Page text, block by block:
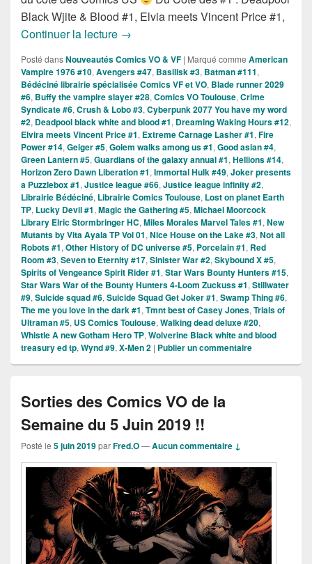
Black Wjite & Blood #1, Elvia meets Vincent Price #1,
Continuer la lecture Sorties des Comics VO de la
→
Posté dansNouveautés Comics VO & VF | Marqué comme American
Vampire 1976 #10, Avengers #47, Basilisk #3, Batman #111,
Bédéciné librairie spécialisée Comics VF et VO, Blade runner 2029
#6, Buffy the vampire slayer #28, Comics VO Toulouse, Crime
Syndicate #6, Crush & Lobo #3, Cyberpunk 2077 You have my word
#2, Deadpool black white and blood #1, Dreaming Waking Hours #12,
Elvira meets Vincent Price #1, Extreme Carnage Lasher #1, Fire
Power #14, Geiger #5, Golem walks among us #1, Good asian #4,
Green Lantern #5, Guardians of the galaxy annual #1, Hellions #14,
Horizon Zero Dawn Liberation #1, Immortal Hulk #49, Joker presents
a Puzzlebox #1, Justice league #66, Justice league infinity #2,
Librairie Bédéciné, Librairie Comics Toulouse, Lost on planet Earth
TP, Lucky Devil #1, Magic the Gathering #5, Michael Moorcock
Library Elric Stormbringer HC, Miles Morales Marvel Tales #1, New
Mutants by Vita Ayala TP Vol 01, Nice House on the Lake #3, Not all
Robots #1, Other History of DC universe #5, Porcelain #1, Red
Room #3, Seven to Eternity #17, Sinister War #2, Skybound X #5,
Spirits of Vengeance Spirit Rider #1, Star Wars Bounty Hunters #15,
Star Wars War of the Bounty Hunters 4-Loom Zuckuss #1, Stillwater
#9, Suicide squad #6, Suicide Squad Get Joker #1, Swamp Thing #6,
The me you love in the dark #1, Tmnt best of Casey Jones, Trials of
Ultraman #5, US Comics Toulouse, Walking dead deluxe #20,
Whistle A new Gotham Hero TP, Wolverine Black white and blood
treasury ed tp, Wynd #9, X-Men 2 | Publier un commentaire
Sorties des Comics VO de la
Semaine du 5 Juin 2019 !!
Posté le 5 juin 2019parFred.O—Aucun commentaire ↓